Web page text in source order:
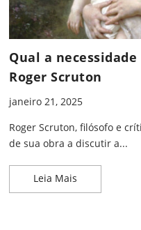
Qual a
Roger Scruton
janeiro 21, 2025
Roger Scruton, filósofo e
de sua obra a discutir a...
Leia Mais